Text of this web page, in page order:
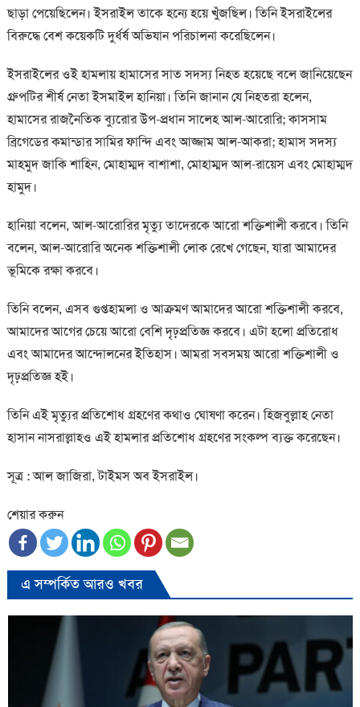
ছাড়া পেয়েছিলেন। ইসরাইল তাকে হন্যে হয়ে খুঁজছিল। তিনি ইসরাইলের
বিরুদ্ধে বেশ কয়েকটি দুর্ধর্ষ অভিযান পরিচালনা করেছিলেন।
ইসরাইলের ওই হামলায় হামাসের সাত সদস্য নিহত হয়েছে বলে জানিয়েছেন
গ্রুপটির শীর্ষ নেতা ইসমাইল হানিয়া। তিনি জানান যে নিহতরা হলেন,
হামাসের রাজনৈতিক ব্যুরোর উপ-প্রধান সালেহ আল-আরোরি; কাসসাম
ব্রিগেডের কমান্ডার সামির ফান্দি এবং আজ্জাম আল-আকরা; হামাস সদস্য
মাহমুদ জাকি শাহিন, মোহাম্মদ বাশাশা, মোহাম্মদ আল-রায়েস এবং মোহাম্মদ
হামুদ।
হানিয়া বলেন, আল-আরোরির মৃত্যু তাদেরকে আরো শক্তিশালী করবে। তিনি
বলেন, আল-আরোরি অনেক শক্তিশালী লোক রেখে গেছেন, যারা আমাদের
ভূমিকে রক্ষা করবে।
তিনি বলেন, এসব গুপ্তহামলা ও আক্রমণ আমাদের আরো শক্তিশালী করবে,
আমাদের আগের চেয়ে আরো বেশি দৃঢ়প্রতিজ্ঞ করবে। এটা হলো প্রতিরোধ
এবং আমাদের আন্দোলনের ইতিহাস। আমরা সবসময় আরো শক্তিশালী ও
দৃঢ়প্রতিজ্ঞ হই।
তিনি এই মৃত্যুর প্রতিশোধ গ্রহণের কথাও ঘোষণা করেন। হিজবুল্লাহ নেতা
হাসান নাসরাল্লাহও এই হামলার প্রতিশোধ গ্রহণের সংকল্প ব্যক্ত করেছেন।
সূত্র : আল জাজিরা, টাইমস অব ইসরাইল।
শেয়ার করুন
এ সম্পর্কিত আরও খবর